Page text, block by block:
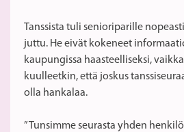
Tanssista tuli senioriparille
juttu. He eivät kokeneet
kaupungissa haasteelliseksi,
kuulleetkin, että joskus
olla hankalaa.
”Tunsimme seurasta yhden